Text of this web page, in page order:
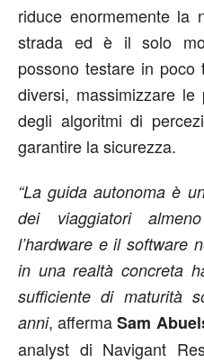
riduce enormemente la
strada ed è il solo
possono testare in poco
diversi, massimizzare
degli algoritmi di
garantire la sicurezza.
“La guida autonoma è
dei viaggiatori
l’hardware e il software
in una realtà concreta
sufficiente di maturità
anni, affermaSam
analyst di Navigant